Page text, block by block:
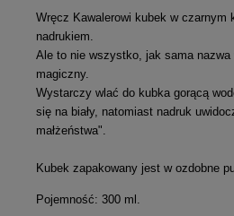
Wręcz Kawalerowi kubek w czarnym
nadrukiem.
Ale to nie wszystko, jak sama
magiczny.
Wystarczy wlać do kubka gorącą
się na biały, natomiast nadruk
małżeństwa".
Kubek zapakowany jest w ozdobne
Pojemność: 300 ml.